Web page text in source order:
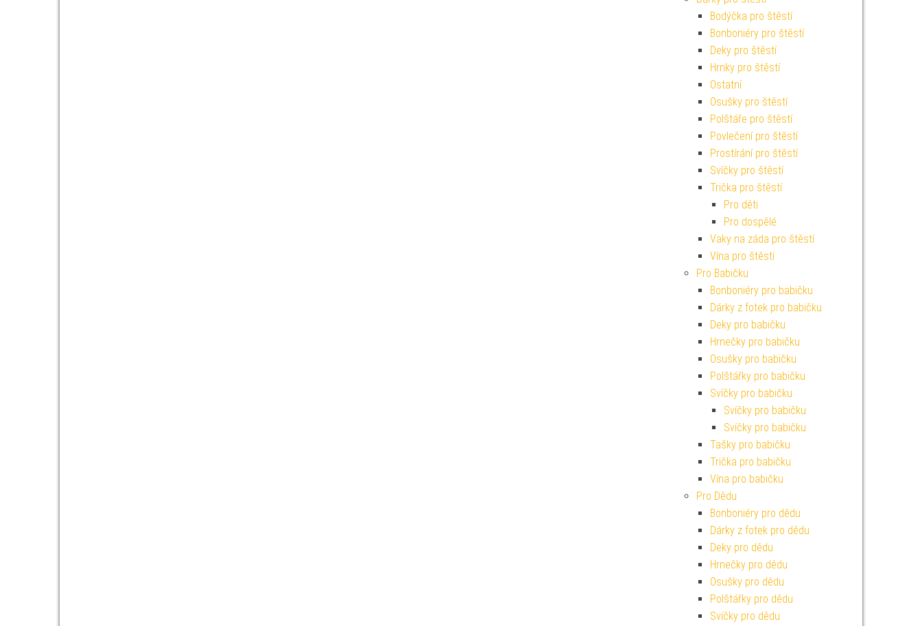
Bodýčka pro štěstí
Bonboniéry pro štěstí
Deky pro štěstí
Hrnky pro štěstí
Ostatní
Osušky pro štěstí
Polštáře pro štěstí
Povlečení pro štěstí
Prostírání pro štěstí
Svíčky pro štěstí
Trička pro štěstí
Pro děti
Pro dospělé
Vaky na záda pro štěstí
Vína pro štěstí
Pro Babičku
Bonboniéry pro babičku
Dárky z fotek pro babičku
Deky pro babičku
Hrnečky pro babičku
Osušky pro babičku
Polštářky pro babičku
Svíčky pro babičku
Svíčky pro babičku
Svíčky pro babičku
Tašky pro babičku
Trička pro babičku
Vína pro babičku
Pro Dědu
Bonboniéry pro dědu
Dárky z fotek pro dědu
Deky pro dědu
Hrnečky pro dědu
Osušky pro dědu
Polštářky pro dědu
Svíčky pro dědu